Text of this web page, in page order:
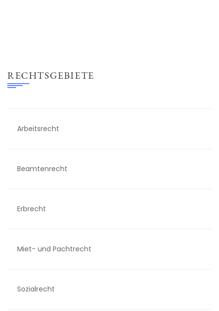
RECHTSGEBIETE
Arbeitsrecht
Beamtenrecht
Erbrecht
Miet- und Pachtrecht
Sozialrecht